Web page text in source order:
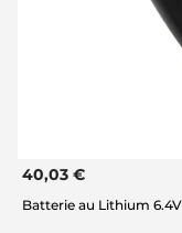
40,03 €
Batterie au Lithium